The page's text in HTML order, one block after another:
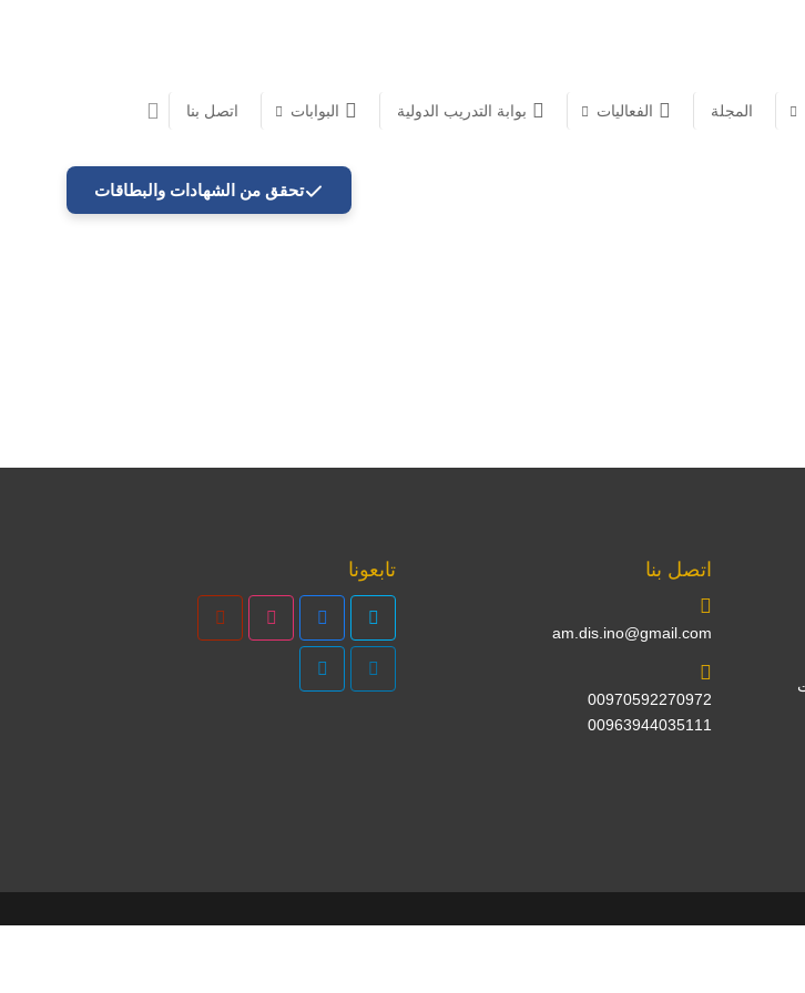
المجلة الفعاليات بوابة التدريب الدولية البوابات اتصل بنا
اتصل بنا
am.dis.ino@gmail.com
00970592270972
00963944035111
تابعونا
تحقق من الشهادات والبطاقات